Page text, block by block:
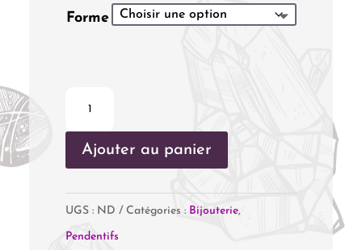
Forme
Pendentif
Lazuli
Ajouter au panier
UGS : ND Catégories : Bijouterie,
Pendentifs